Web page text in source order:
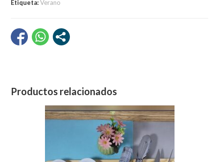
cantidad
Etiqueta:Verano
Productos relacionados